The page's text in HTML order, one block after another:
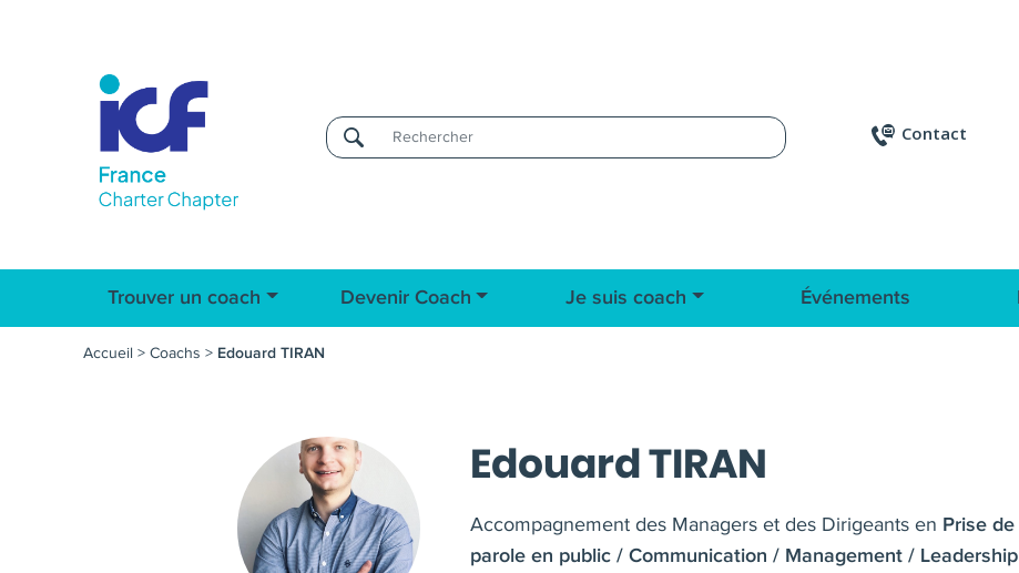
Username Contact
Trouver un coach Devenir Coach Je suis coach Événements
Accueil > Coachs > Edouard TIRAN
Edouard TIRAN
Accompagnement des Managers et des Dirigeants en Prise de
parole en public / Communication / Management / Leadership